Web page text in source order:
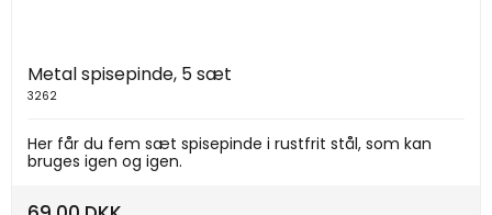
Metal spisepinde, 5 sæt
3262
Her får du fem sæt spisepinde i rustfrit stål, som kan
bruges igen og igen.